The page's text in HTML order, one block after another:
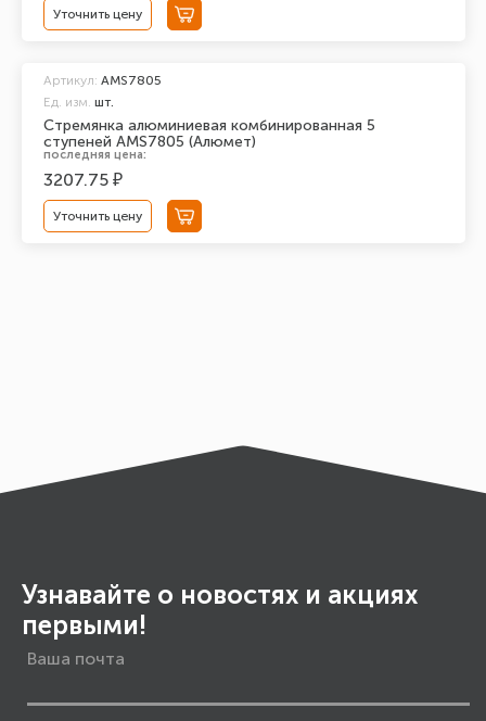
Уточнить цену
Стремянка алюминиевая комбинированная 5
ступеней AMS7805 (Алюмет)
Артикул: AMS7805
Ед. изм. шт.
последняя цена:
3207.75 ₽
Уточнить цену
Узнавайте о новостях и акциях
первыми!